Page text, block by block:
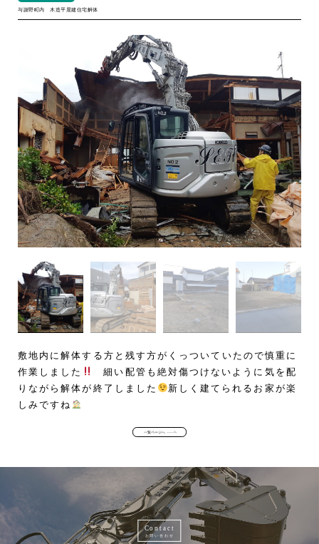
与謝野町内 木造平屋建住宅解体
敷地内に解体する方と残す方がくっついていたので慎重に
作業しました
細い配管も絶対傷つけないように気を配
りながら解体が終了しました
新しく建てられるお家が楽
しみですね
一覧ページへ
Contact
お問い合わせ